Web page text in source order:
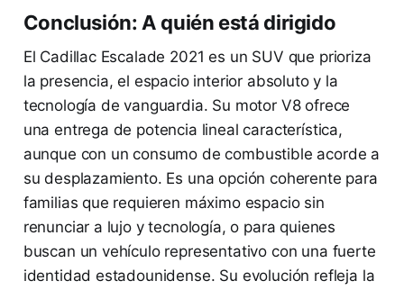
Conclusión: A quién está dirigido
El Cadillac Escalade 2021 es un SUV que prioriza
la presencia, el espacio interior absoluto y la
tecnología de vanguardia. Su motor V8 ofrece
una entrega de potencia lineal característica,
aunque con un consumo de combustible acorde a
su desplazamiento. Es una opción coherente para
familias que requieren máximo espacio sin
renunciar a lujo y tecnología, o para quienes
buscan un vehículo representativo con una fuerte
identidad estadounidense. Su evolución refleja la